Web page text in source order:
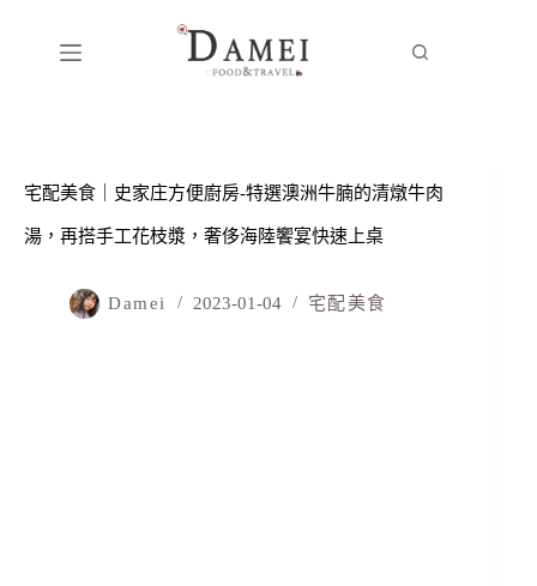
宅配美食｜史家庄方便廚房-特選澳洲牛腩的清燉牛肉
湯，再搭手工花枝漿，奢侈海陸饗宴快速上桌
Damei 2023-01-04 宅配美食